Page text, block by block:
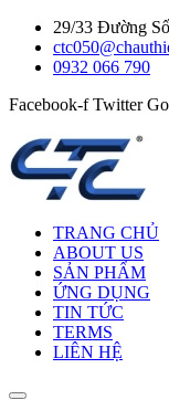
29/33 Đường
0932 066 790
Facebook-f Twitter
TRANG CHỦ
ABOUT US
SẢN PHẨM
ỨNG DỤNG
TIN TỨC
TERMS
LIÊN HỆ